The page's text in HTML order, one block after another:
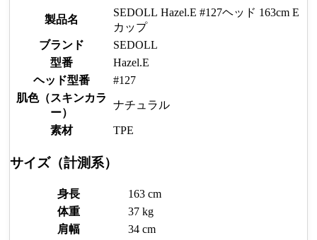
製品名
SEDOLL Hazel.E #127ヘッド 163cm E
カップ
ブランド
SEDOLL
型番
Hazel.E
ヘッド型番
#127
肌色（スキンカラ
ー）
ナチュラル
素材 TPE
サイズ（計測系）
身長
163 cm
体重
37 kg
肩幅
34 cm